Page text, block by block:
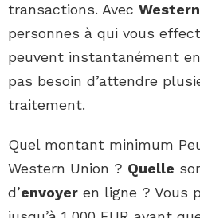
transactions. Avec
personnes à qui vous
peuvent instantanément
pas besoin d’attendre
traitement.
Quel montant minimum
Western Union ? Quelle
d’envoyer en ligne ? Vous